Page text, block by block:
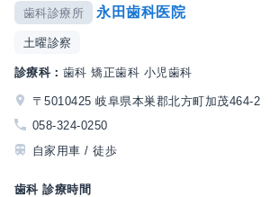
歯科診療所 永田歯科医院
土曜診察
診療科： 歯科 矯正歯科 小児歯科
〒5010425 岐阜県本巣郡北方町加茂464-2
058-324-0250
自家用車 / 徒歩
歯科 診療時間